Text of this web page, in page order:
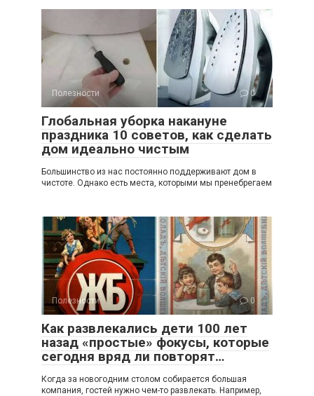
Полезности 0
Глобальная уборка накануне
праздника 10 советов, как сделать
дом идеально чистым
Большинство из нас постоянно поддерживают дом в
чистоте. Однако есть места, которыми мы пренебрегаем
Полезности 0
Как развлекались дети 100 лет
назад «простые» фокусы, которые
сегодня вряд ли повторят…
Когда за новогодним столом собирается большая
компания, гостей нужно чем-то развлекать. Например,